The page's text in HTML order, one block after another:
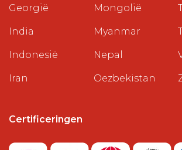
Georgië
India
Indonesië
Iran
Mongolië
Myanmar
Nepal
Oezbekistan
Certificeringen